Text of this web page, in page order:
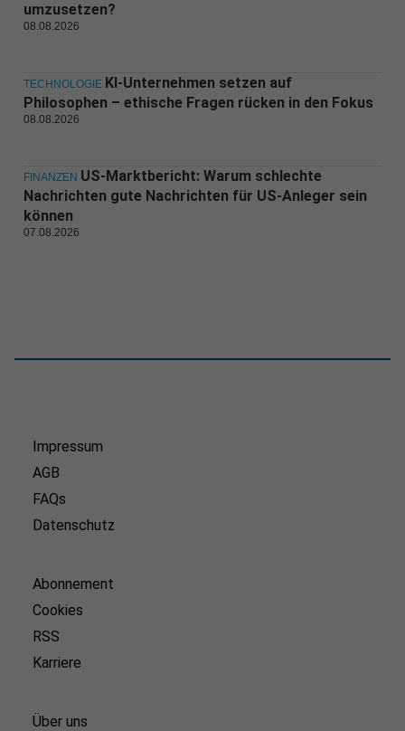
umzusetzen?
08.08.2026
TECHNOLOGIE KI-Unternehmen setzen auf
Philosophen – ethische Fragen rücken in den Fokus
08.08.2026
FINANZEN US-Marktbericht: Warum schlechte
Nachrichten gute Nachrichten für US-Anleger sein
können
07.08.2026
Impressum
AGB
FAQs
Datenschutz
Abonnement
Cookies
RSS
Karriere
Über uns